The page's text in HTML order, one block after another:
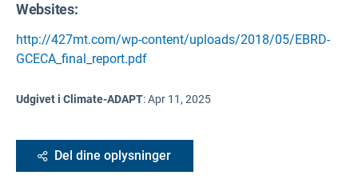
Websites:
http://427mt.com/wp-content/uploads/2018/05/EBRD-
GCECA_final_report.pdf
Udgivet i Climate-ADAPT:Apr 11, 2025
Del dine oplysninger